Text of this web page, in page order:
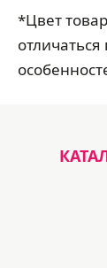
*Цвет
отличаться